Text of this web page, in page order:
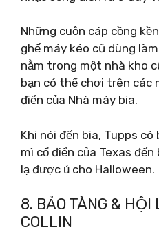
Những cuộn cáp cồng
ghế máy kéo cũ dùng
nằm trong một nhà kho
bạn có thể chơi trên các
điển của Nhà máy bia.
Khi nói đến bia, Tupps
mì cổ điển của Texas
lạ được ủ cho Halloween.
8. BẢO TÀNG &
COLLIN